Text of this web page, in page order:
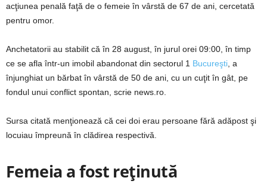
acţiunea penală faţă de o femeie în vârstă de 67 de ani, cercetată
pentru omor.
Anchetatorii au stabilit că în 28 august, în jurul orei 09:00, în timp
ce se afla într-un imobil abandonat din sectorul 1 Bucureşti , a
înjunghiat un bărbat în vârstă de 50 de ani, cu un cuţit în gât, pe
fondul unui conflict spontan, scrie news.ro.
Sursa citată menţionează că cei doi erau persoane fără adăpost şi
locuiau împreună în clădirea respectivă.
Femeia a fost reținută